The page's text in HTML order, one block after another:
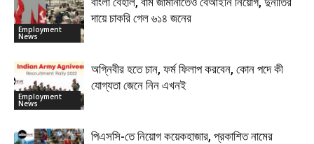
Employment
News
দায়ে চাকরি গেল ৬১৪ জনের
Employment
News
অগ্নিবীর হতে চান, ফর্ম ফিলাপ করবেন, কোন পদে কী
যোগ্যতা জেনে নিন এখনই
পিএসসি-তে নিয়োগ কয়েকহাজার, প্রকাশিত নামের